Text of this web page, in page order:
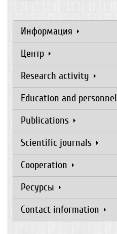
Информация
Центр
Research activity
Education and personnel
Publications
Scientific journals
Cooperation
Ресурсы
Contact information